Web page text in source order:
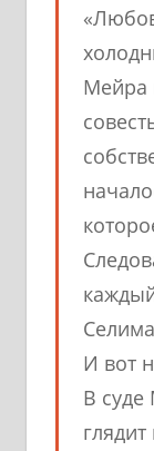
Мейра
И вот
В суде